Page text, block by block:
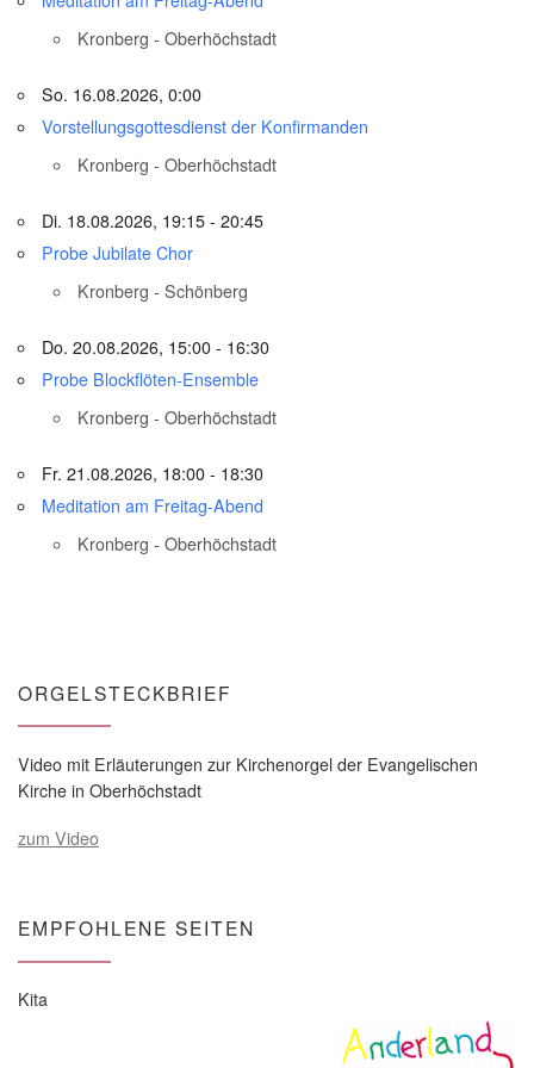
Kronberg - Oberhöchstadt
So. 16.08.2026, 0:00
Vorstellungsgottesdienst der Konfirmanden
Kronberg - Oberhöchstadt
Di. 18.08.2026, 19:15 - 20:45
Probe Jubilate Chor
Kronberg - Schönberg
Do. 20.08.2026, 15:00 - 16:30
Probe Blockflöten-Ensemble
Kronberg - Oberhöchstadt
Fr. 21.08.2026, 18:00 - 18:30
Meditation am Freitag-Abend
Kronberg - Oberhöchstadt
ORGELSTECKBRIEF
Video mit Erläuterungen zur Kirchenorgel der Evangelischen
Kirche in Oberhöchstadt
zum Video
EMPFOHLENE SEITEN
Kita